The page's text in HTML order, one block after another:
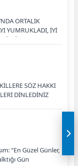
ORTALIK
YUMRUKLADI, İYİ
SÖZ HAKKI
DİNLEDİNİZ
“En Güzel Günler,
Gün